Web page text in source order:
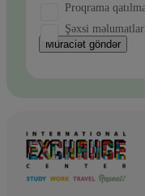
Proqrama
Şəxsi
Müraciət göndər